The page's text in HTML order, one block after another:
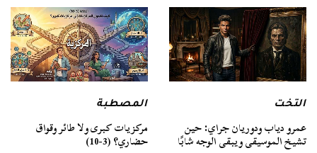
التخت
عمرو دياب ودوريان جراي: حين
تشيخ الموسيقى ويبقى الوجه شابًا
المصطبة
مركزيات كبرى ولا طائر وقواق
حضاري؟ (3-10)